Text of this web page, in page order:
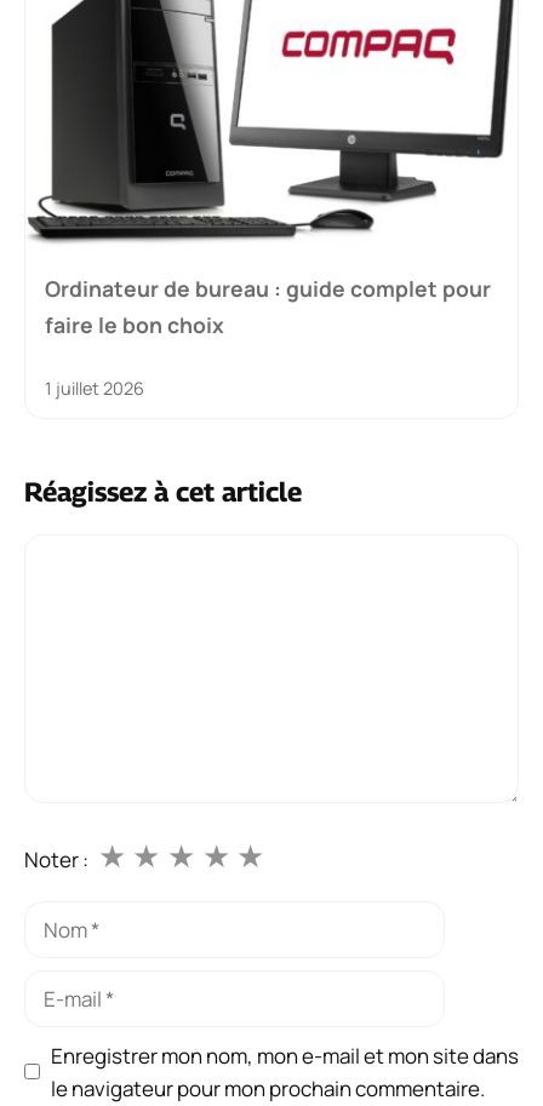
Ordinateur de bureau : guide complet pour
faire le bon choix
1 juillet 2026
Réagissez à cet article
Noter : ★
★
★
★
★
Nom
Enregistrer mon nom, mon e-mail et mon site dans
le navigateur pour mon prochain commentaire.